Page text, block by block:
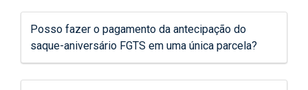
Posso fazer o pagamento da antecipação do
saque-aniversário FGTS em uma única parcela?